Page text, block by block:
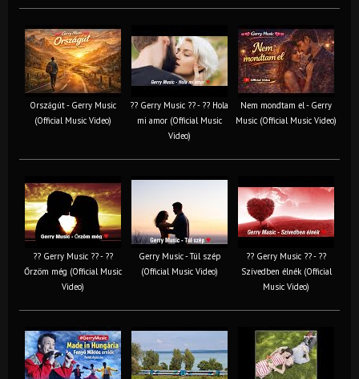
Országút - Gerry Music
(Official Music Video)
?? Gerry Music ?? - ?? Hola
mi amor (Official Music
Video)
Nem mondtam el - Gerry
Music (Official Music Video)
?? Gerry Music ?? - ??
Őrzöm még (Official Music
Video)
Gerry Music - Túl szép
(Official Music Video)
?? Gerry Music ?? - ??
Szívedben élnék (Official
Music Video)